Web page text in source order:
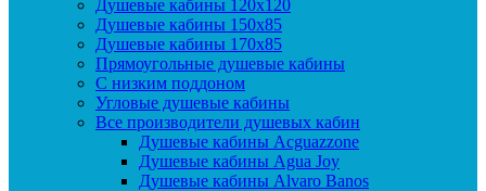
Душевые кабины 120x120
Душевые кабины 150x85
Душевые кабины 170x85
Прямоугольные душевые кабины
С низким поддоном
Угловые душевые кабины
Все производители душевых кабин
Душевые кабины Acguazzone
Душевые кабины Agua Joy
Душевые кабины Alvaro Banos